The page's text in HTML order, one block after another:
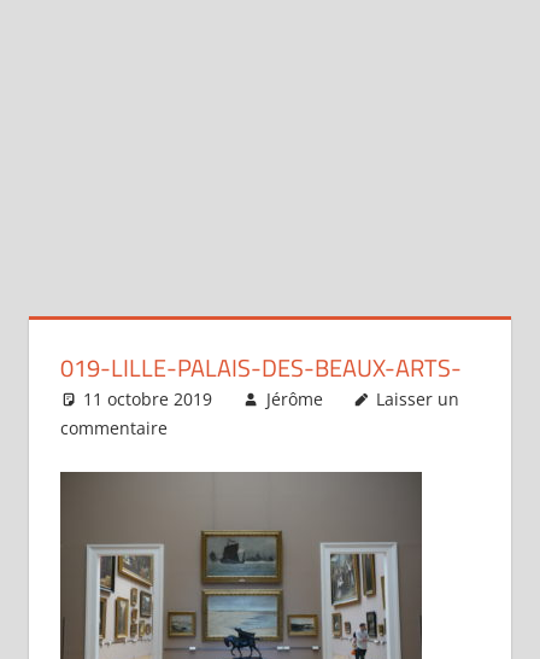
019-LILLE-PALAIS-DES-BEAUX-ARTS-
11 octobre 2019 Jérôme
Laisser un
commentaire